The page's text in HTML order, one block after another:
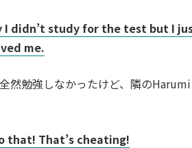
I didn’t study for the test but I
me.
全然勉強しなかったけど、隣の
that! That’s cheating!